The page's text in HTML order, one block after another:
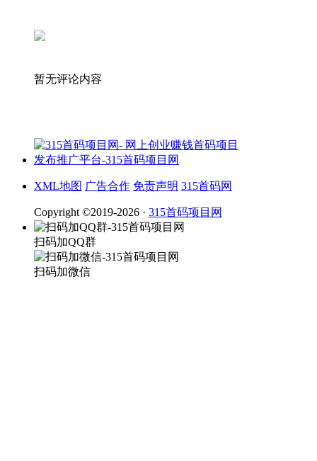
暂无评论内容
XML地图 广告合作 免责声明 315首码网
Copyright ©2019-2026 · 315首码项目网
扫码加QQ群
扫码加微信